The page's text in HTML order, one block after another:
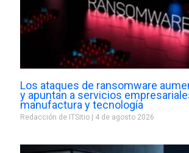
Los ataques de ransomware
y apuntan a servicios
manufactura y tecnología
Redacción de ITSitio 4 de agosto 2026